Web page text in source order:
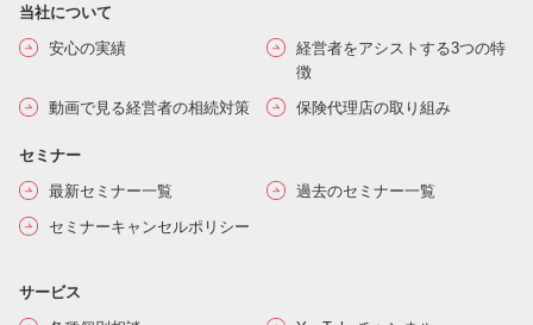
当社について
安心の実績
経営者をアシストする3つの特
徴
動画で見る経営者の相続対策
保険代理店の取り組み
セミナー
最新セミナー一覧
過去のセミナー一覧
セミナーキャンセルポリシー
サービス